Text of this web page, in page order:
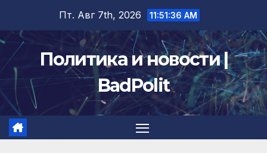
содержимому
Пт. Авг 7th, 2026 11:51:36 AM
Политика и новости |
BadPolit